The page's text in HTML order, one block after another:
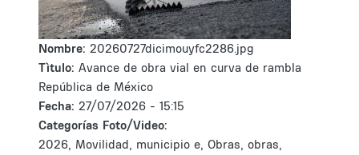
Nombre: 20260727dicimouyfc2286.jpg
Tìtulo: Avance de obra vial en curva de rambla
República de México
Fecha: 27/07/2026 - 15:15
Categorías Foto/Video:
2026, Movilidad, municipio e, Obras, obras,